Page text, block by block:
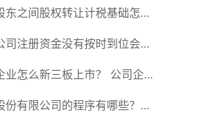
东之间股权转让计税基础怎么
公司股东之间的股权转让要符
要件？
司注册资金没有按时到位会怎
股份有限公司设立的注册条件
业怎么新三板上市？ 公司企
板上市的流程
份有限公司的程序有哪些？注